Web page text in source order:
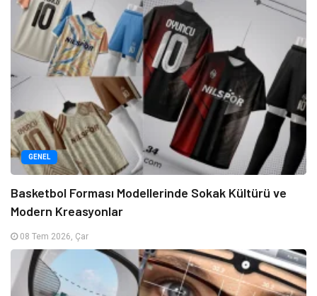
GENEL
Basketbol Forması Modellerinde Sokak Kültürü ve
Modern Kreasyonlar
08 Tem 2026, Çar